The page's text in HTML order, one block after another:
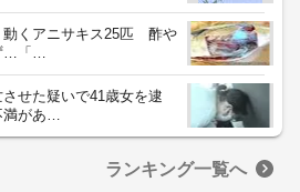
動くアニサキス25匹 酢や
…「…
せた疑いで41歳女を逮
満があ…
ランキング一覧へ